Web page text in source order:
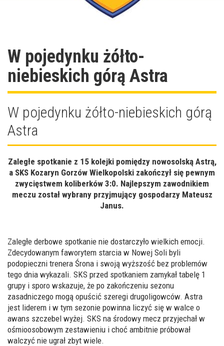
W pojedynku żółto-
niebieskich górą Astra
W pojedynku żółto-niebieskich górą
Astra
Zaległe spotkanie z 15 kolejki pomiędzy nowosolską Astrą,
a SKS Kozaryn Gorzów Wielkopolski zakończył się pewnym
zwycięstwem koliberków 3:0. Najlepszym zawodnikiem
meczu został wybrany przyjmujący gospodarzy Mateusz
Janus.
Zaległe derbowe spotkanie nie dostarczyło wielkich emocji.
Zdecydowanym faworytem starcia w Nowej Soli byli
podopieczni trenera Śrona i swoją wyższość bez problemów
tego dnia wykazali. SKS przed spotkaniem zamykał tabelę 1
grupy i sporo wskazuje, że po zakończeniu sezonu
zasadniczego mogą opuścić szeregi drugoligowców. Astra
jest liderem i w tym sezonie powinna liczyć się w walce o
awans szczebel wyżej. SKS na środowy mecz przyjechał w
ośmioosobowym zestawieniu i choć ambitnie próbował
walczyć nie ugrał zbyt wiele.